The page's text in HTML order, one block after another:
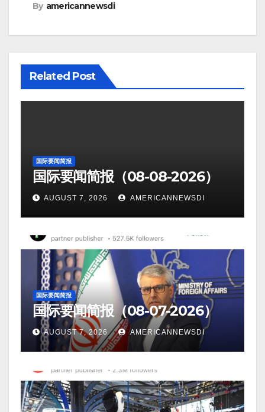
By americannewsdi
Related Post
国际要闻简报
国际要闻简报（08-08-2026）
AUGUST 7, 2026 AMERICANNEWSDI
国际要闻简报
国际要闻简报（08-07-2026）
AUGUST 7, 2026 AMERICANNEWSDI